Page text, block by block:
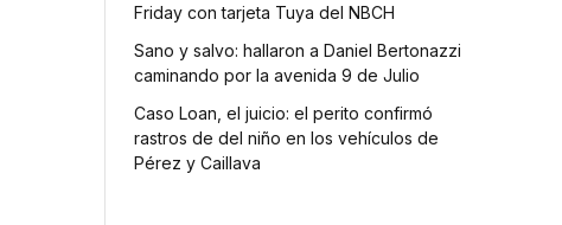
Friday con tarjeta Tuya del NBCH
Sano y salvo: hallaron a Daniel Bertonazzi
caminando por la avenida 9 de Julio
Caso Loan, el juicio: el perito confirmó
rastros de del niño en los vehículos de
Pérez y Caillava